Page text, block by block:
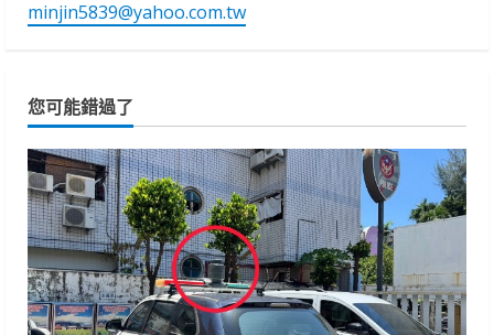
minjin5839@yahoo.com.tw
您可能錯過了